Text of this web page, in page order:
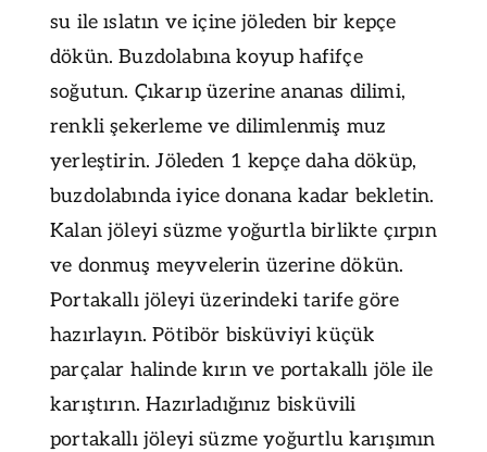
su ile ıslatın ve içine jöleden bir kepçe
dökün. Buzdolabına koyup hafifçe
soğutun. Çıkarıp üzerine ananas dilimi,
renkli şekerleme ve dilimlenmiş muz
yerleştirin. Jöleden 1 kepçe daha döküp,
buzdolabında iyice donana kadar bekletin.
Kalan jöleyi süzme yoğurtla birlikte çırpın
ve donmuş meyvelerin üzerine dökün.
Portakallı jöleyi üzerindeki tarife göre
hazırlayın. Pötibör bisküviyi küçük
parçalar halinde kırın ve portakallı jöle ile
karıştırın. Hazırladığınız bisküvili
portakallı jöleyi süzme yoğurtlu karışımın